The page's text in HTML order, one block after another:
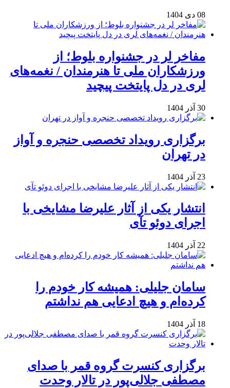
08 دی 1404
مفاخر لر در جشنواره بلوط؛ از
ورزشکاران ملی تا هنرمندان / نغمه‌های
لری در دل پایتخت پیچید
30 آذر 1404
برگزاری رویداد تخصصی حنجره و آواز
در تهران
23 آذر 1404
انتشار یکی از آثار علیرضا مشایخی با
اجرای دوئو تآی
22 آذر 1404
سامان جلیلی: همیشه کار خودم را
کرده‌ام و هیچ ادعایی هم نداشتم
18 آذر 1404
برگزاری کنسرت گروه قمر با صدای
مصطفی جلالی‌پور در تالار وحدت